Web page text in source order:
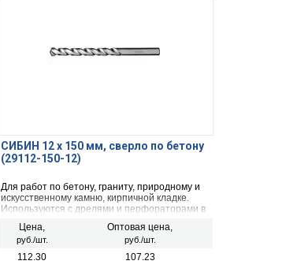
СИБИН 12 x 150 мм, сверло по бетону
(29112-150-12)
Для работ по бетону, граниту, природному и
искусственному камню, кирпичной кладке.
Используются с дрелями и перфораторами в
Цена,
руб./шт.
Оптовая цена,
руб./шт.
112.30 107.23